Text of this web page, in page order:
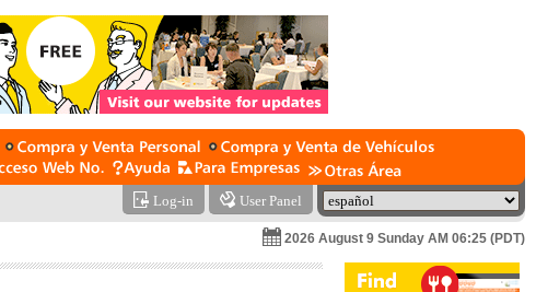
Log-in User Panel
2026 August 9 Sunday AM 06:25 (PDT)